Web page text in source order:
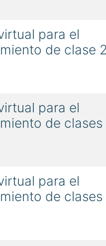
para el
de clase
para el
de clases
para el
de clases